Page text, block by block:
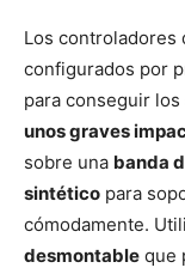
Los controladores
configurados por
para conseguir los
unos graves
sobre una banda
sintético para
cómodamente.
desmontable que